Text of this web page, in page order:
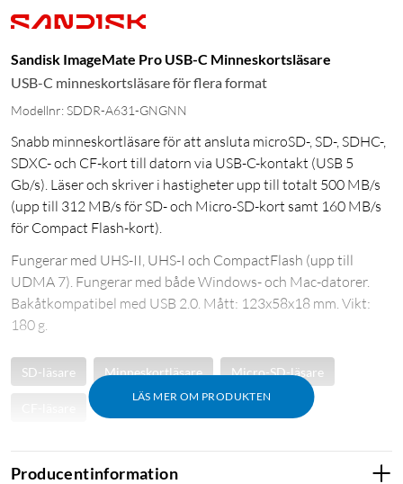
Sandisk ImageMate Pro USB-C Minneskortsläsare
USB-C minneskortsläsare för flera format
Modellnr: SDDR-A631-GNGNN
Snabb minneskortläsare för att ansluta microSD-, SD-, SDHC-,
SDXC- och CF-kort till datorn via USB-C-kontakt (USB 5
Gb/s). Läser och skriver i hastigheter upp till totalt 500 MB/s
(upp till 312 MB/s för SD- och Micro-SD-kort samt 160 MB/s
för Compact Flash-kort).
LÄS MER OM PRODUKTEN
Fungerar med UHS-II, UHS-I och CompactFlash (upp till
UDMA 7). Fungerar med både Windows- och Mac-datorer.
Bakåtkompatibel med USB 2.0. Mått: 123x58x18 mm. Vikt:
180 g.
SD-läsare Minneskortläsare Micro-SD-läsare
Producentinformation